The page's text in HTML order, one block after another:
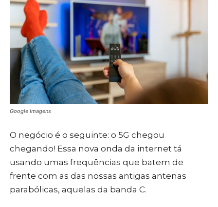
Google Imagens
O negócio é o seguinte: o 5G chegou
chegando! Essa nova onda da internet tá
usando umas frequências que batem de
frente com as das nossas antigas antenas
parabólicas, aquelas da banda C.